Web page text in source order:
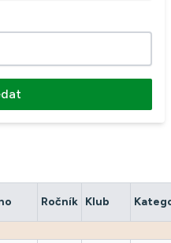
Ročník Klub